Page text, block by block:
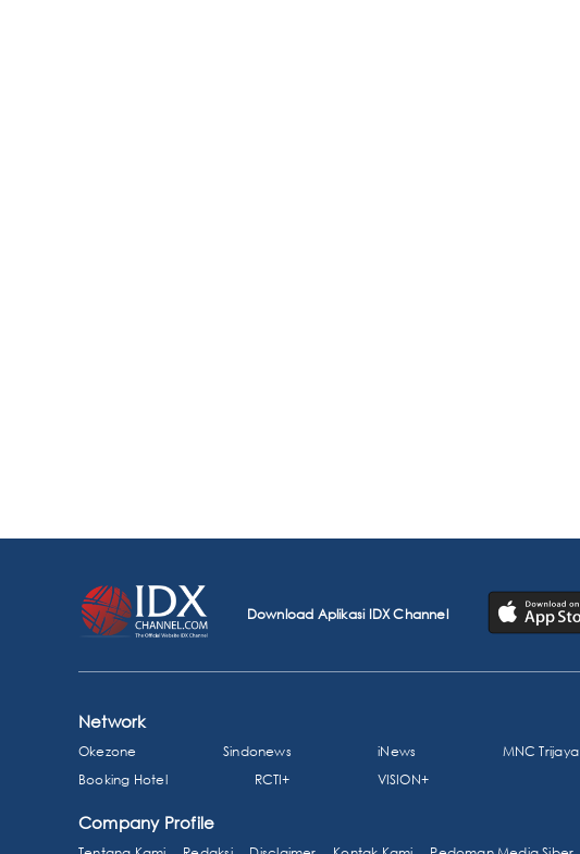
Download Aplikasi IDX Channel
Network
Okezone Sindonews iNews
MNC Trijaya
Booking Hotel
RCTI+ VISION+
Company Profile